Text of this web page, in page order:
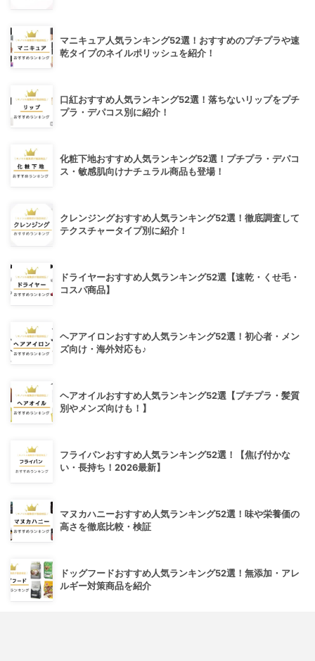
マニキュア人気ランキング52選！おすすめのプチプラや速
乾タイプのネイルポリッシュを紹介！
口紅おすすめ人気ランキング52選！落ちないリップをプチ
プラ・デパコス別に紹介！
化粧下地おすすめ人気ランキング52選！プチプラ・デパコ
ス・敏感肌向けナチュラル商品も登場！
クレンジングおすすめ人気ランキング52選！徹底調査して
テクスチャータイプ別に紹介！
ドライヤーおすすめ人気ランキング52選【速乾・くせ毛・
コスパ商品】
ヘアアイロンおすすめ人気ランキング52選！初心者・メン
ズ向け・海外対応も♪
ヘアオイルおすすめ人気ランキング52選【プチプラ・髪質
別やメンズ向けも！】
フライパンおすすめ人気ランキング52選！【焦げ付かな
い・長持ち！2026最新】
マヌカハニーおすすめ人気ランキング52選！味や栄養価の
高さを徹底比較・検証
ドッグフードおすすめ人気ランキング52選！無添加・アレ
ルギー対策商品を紹介